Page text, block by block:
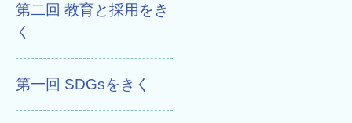
第二回 教育と採用をき
く
第一回 SDGsをきく